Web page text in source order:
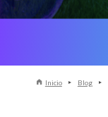
Inicio Blog